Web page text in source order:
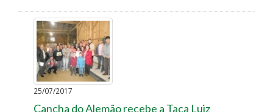
25/07/2017
Cancha do Alemão recebe a Taça Luiz